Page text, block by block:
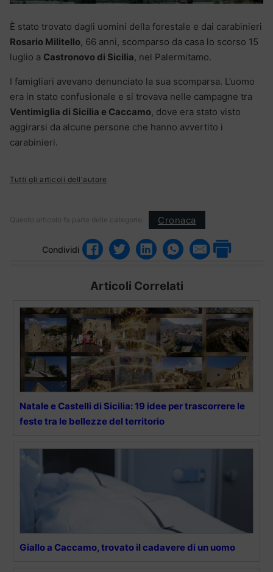
È stato trovato dagli uomini della forestale e dai carabinieri
Rosario Militello, 66 anni, scomparso da casa lo scorso 15
luglio a Castronovo di Sicilia, nel Palermitamo.
I famigliari avevano denunciato la sua scomparsa. L’uomo
era in stato confusionale e si trovava nelle campagne tra
Ventimiglia di Sicilia e Caccamo, dove era stato visto
aggirarsi da alcune persone che hanno avvertito i
carabinieri.
Tutti gli articoli dell'autore
Questo articolo fa parte delle categorie: Cronaca
Condividi
Articoli Correlati
Natale e Castelli di Sicilia: 19 idee per trascorrere le
feste tra le bellezze del territorio
Giallo a Caccamo, trovato il cadavere di un uomo